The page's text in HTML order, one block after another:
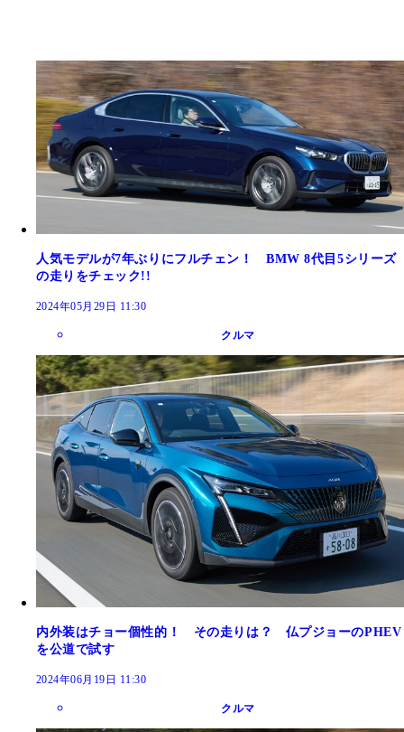
人気モデルが7年ぶりにフルチェン！ BMW 8代目5シリーズ
の走りをチェック!!
2024年05月29日 11:30
クルマ
内外装はチョー個性的！ その走りは？ 仏プジョーのPHEV
を公道で試す
2024年06月19日 11:30
クルマ